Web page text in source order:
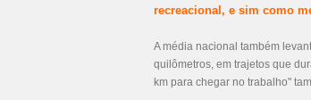
recreacional, e sim como
A média nacional também
quilômetros, em trajetos que
km para chegar no trabalho"